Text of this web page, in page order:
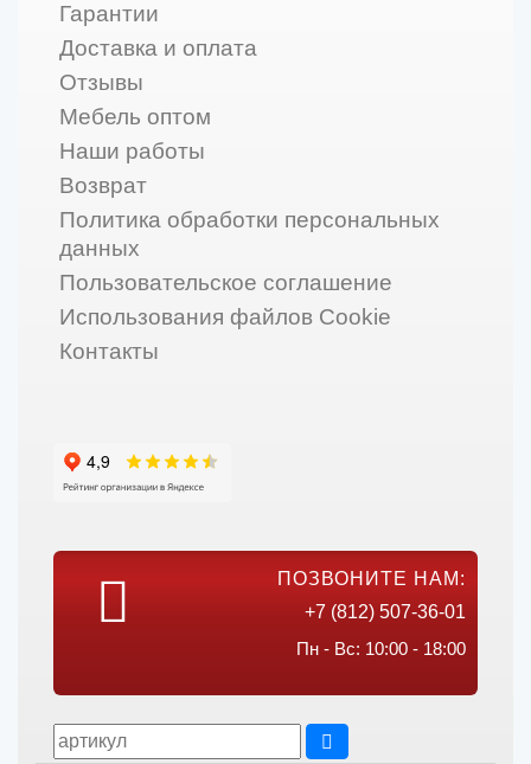
Гарантии
Доставка и оплата
Отзывы
Мебель оптом
Наши работы
Возврат
Политика обработки персональных
данных
Пользовательское соглашение
Использования файлов Cookie
Контакты
ПОЗВОНИТЕ НАМ:
+7 (812) 507-36-01
Пн - Вс: 10:00 - 18:00